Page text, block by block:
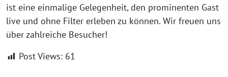
ist eine einmalige Gelegenheit, den prominenten Gast
live und ohne Filter erleben zu können. Wir freuen uns
über zahlreiche Besucher!
Post Views: 61